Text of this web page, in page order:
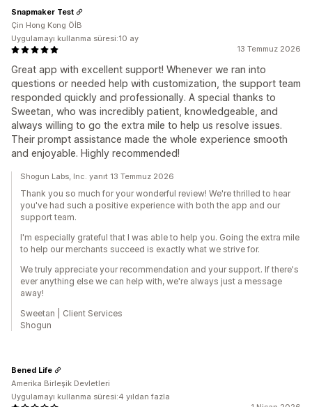
13 Temmuz 2026
Great app with excellent support! Whenever we ran into
questions or needed help with customization, the support team
responded quickly and professionally. A special thanks to
Sweetan, who was incredibly patient, knowledgeable, and
always willing to go the extra mile to help us resolve issues.
Their prompt assistance made the whole experience smooth
and enjoyable. Highly recommended!
Snapmaker Test
Çin Hong Kong ÖİB
Uygulamayı kullanma süresi:10 ay
Shogun Labs, Inc. yanıt 13 Temmuz 2026
Thank you so much for your wonderful review! We're thrilled to hear
you've had such a positive experience with both the app and our
support team.
I'm especially grateful that I was able to help you. Going the extra mile
to help our merchants succeed is exactly what we strive for.
We truly appreciate your recommendation and your support. If there's
ever anything else we can help with, we're always just a message
away!
Sweetan | Client Services
Shogun
Bened Life
Amerika Birleşik Devletleri
Uygulamayı kullanma süresi:4 yıldan fazla